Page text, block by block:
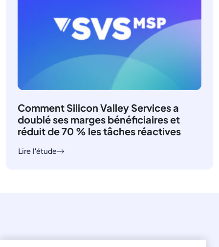
Comment Silicon Valley Services a
doublé ses marges bénéficiaires et
réduit de 70 % les tâches réactives
Lire l'étude